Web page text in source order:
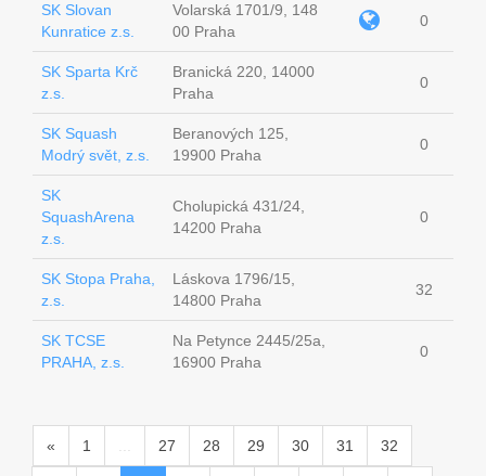
SK Slovan
Kunratice z.s.
Volarská 1701/9, 148
00 Praha
0
SK Sparta Krč
z.s.
Branická 220, 14000
Praha
0
SK Squash
Modrý svět, z.s.
Beranových 125,
19900 Praha
0
SK
SquashArena
z.s.
Cholupická 431/24,
14200 Praha
0
SK Stopa Praha,
z.s.
Láskova 1796/15,
14800 Praha
32
SK TCSE
PRAHA, z.s.
Na Petynce 2445/25a,
16900 Praha
0
« 1 ... 27 28 29 30 31 32